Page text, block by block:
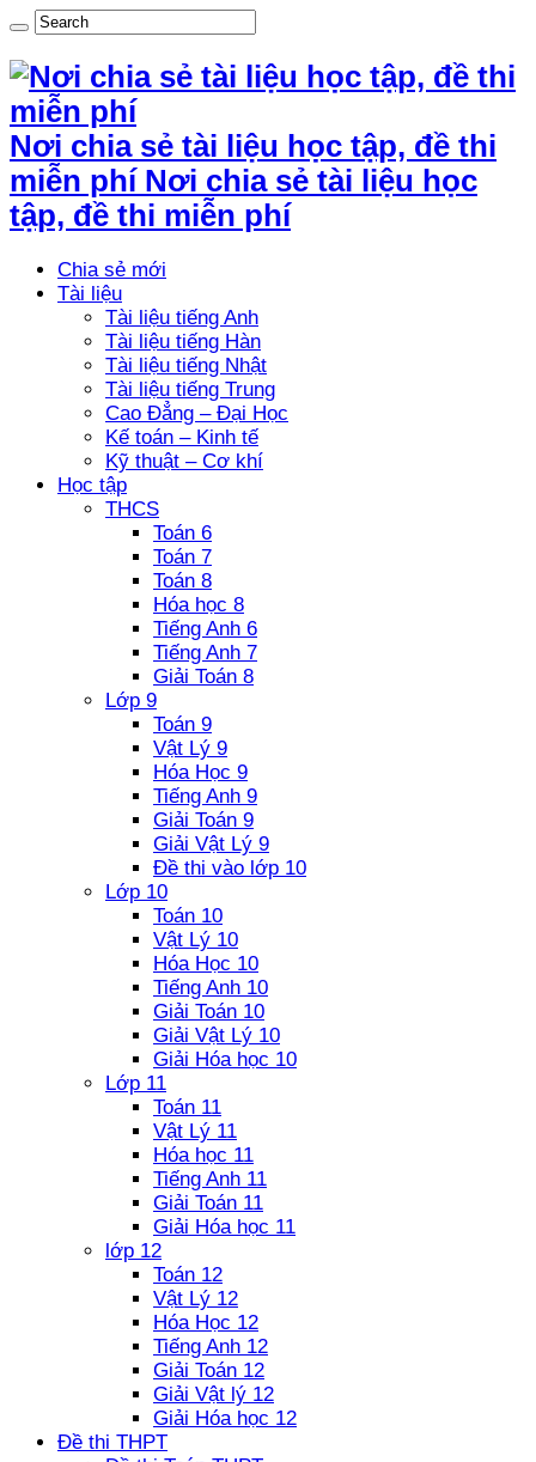
Nơi chia sẻ tài liệu học tập, đề thi
miễn phí Nơi chia sẻ tài liệu học
tập, đề thi miễn phí
Chia sẻ mới
Tài liệu
Tài liệu tiếng Anh
Tài liệu tiếng Hàn
Tài liệu tiếng Nhật
Tài liệu tiếng Trung
Cao Đẳng – Đại Học
Kế toán – Kinh tế
Kỹ thuật – Cơ khí
Học tập
THCS
Toán 6
Toán 7
Toán 8
Hóa học 8
Tiếng Anh 6
Tiếng Anh 7
Giải Toán 8
Lớp 9
Toán 9
Vật Lý 9
Hóa Học 9
Tiếng Anh 9
Giải Toán 9
Giải Vật Lý 9
Đề thi vào lớp 10
Lớp 10
Toán 10
Vật Lý 10
Hóa Học 10
Tiếng Anh 10
Giải Toán 10
Giải Vật Lý 10
Giải Hóa học 10
Lớp 11
Toán 11
Vật Lý 11
Hóa học 11
Tiếng Anh 11
Giải Toán 11
Giải Hóa học 11
lớp 12
Toán 12
Vật Lý 12
Hóa Học 12
Tiếng Anh 12
Giải Toán 12
Giải Vật lý 12
Giải Hóa học 12
Đề thi THPT